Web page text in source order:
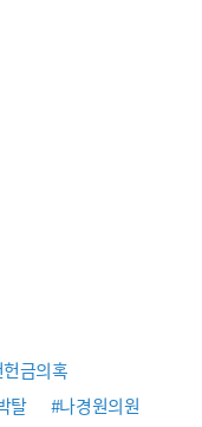
금의혹
탈
#나경원의원